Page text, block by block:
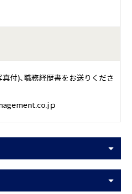
付)、職務経歴書をお送りくださ
ｐ